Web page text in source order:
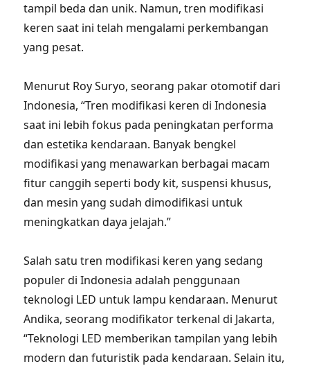
tampil beda dan unik. Namun, tren modifikasi
keren saat ini telah mengalami perkembangan
yang pesat.
Menurut Roy Suryo, seorang pakar otomotif dari
Indonesia, “Tren modifikasi keren di Indonesia
saat ini lebih fokus pada peningkatan performa
dan estetika kendaraan. Banyak bengkel
modifikasi yang menawarkan berbagai macam
fitur canggih seperti body kit, suspensi khusus,
dan mesin yang sudah dimodifikasi untuk
meningkatkan daya jelajah.”
Salah satu tren modifikasi keren yang sedang
populer di Indonesia adalah penggunaan
teknologi LED untuk lampu kendaraan. Menurut
Andika, seorang modifikator terkenal di Jakarta,
“Teknologi LED memberikan tampilan yang lebih
modern dan futuristik pada kendaraan. Selain itu,